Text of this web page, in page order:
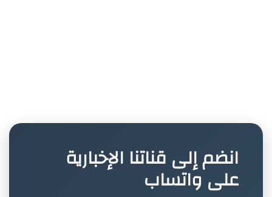
انضم إلى قناتنا الإخبارية
على واتساب